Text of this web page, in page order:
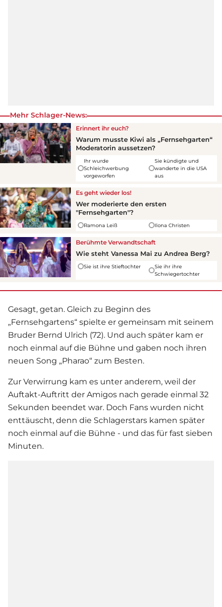
Mehr Schlager-News:
Erinnert ihr euch?
Warum musste Kiwi als „Fernsehgarten“
Moderatorin aussetzen?
Ihr wurde
Schleichwerbung
vorgeworfen
Sie kündigte und
wanderte in die USA
aus
Es geht wieder los!
Wer moderierte den ersten
"Fernsehgarten"?
Ramona Leiß Ilona Christen
Berühmte Verwandtschaft
Wie steht Vanessa Mai zu Andrea Berg?
Sie ist ihre Stieftochter
Sie ihr ihre
Schwiegertochter
Gesagt, getan. Gleich zu Beginn des
„Fernsehgartens“ spielte er gemeinsam mit seinem
Bruder Bernd Ulrich (72). Und auch später kam er
noch einmal auf die Bühne und gaben noch ihren
neuen Song „Pharao“ zum Besten.
Zur Verwirrung kam es unter anderem, weil der
Auftakt-Auftritt der Amigos nach gerade einmal 32
Sekunden beendet war. Doch Fans wurden nicht
enttäuscht, denn die Schlagerstars kamen später
noch einmal auf die Bühne - und das für fast sieben
Minuten.